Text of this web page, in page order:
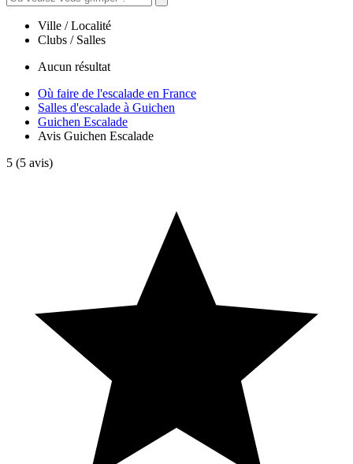
Ville / Localité
Clubs / Salles
Aucun résultat
Où faire de l'escalade en France
Salles d'escalade à Guichen
Guichen Escalade
Avis Guichen Escalade
5 (5 avis)